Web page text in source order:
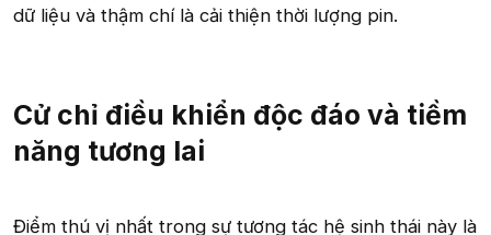
dữ liệu và thậm chí là cải thiện thời lượng pin.
Cử chỉ điều khiển độc đáo và tiềm
năng tương lai
Điểm thú vị nhất trong sự tương tác hệ sinh thái này là